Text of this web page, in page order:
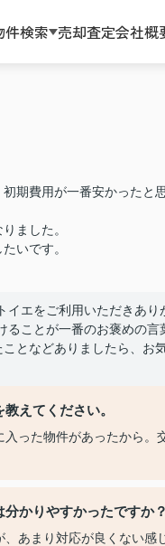
件検索 売却査定会社概
期費用が一番安かったと
ました。
いです。
イエをご利用いただきあり
ことが一番のお褒めの言
となどありましたら、お
えてください。
った物件があったから。
かりやすかったですか？
あまり対応が良くない